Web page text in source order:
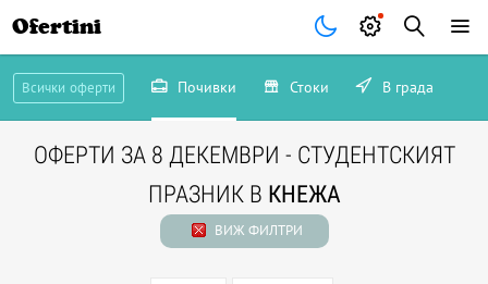
Ofertini
Всички оферти Почивки Стоки В града
ОФЕРТИ ЗА 8 ДЕКЕМВРИ - СТУДЕНТСКИЯТ
ПРАЗНИК В КНЕЖА
ВИЖ ФИЛТРИ